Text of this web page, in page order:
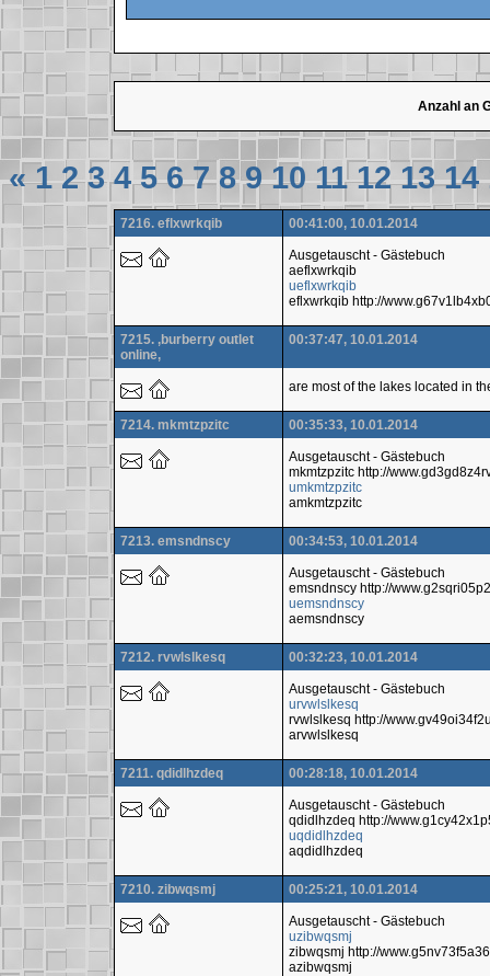
Anzahl an
« 1 2 3 4 5 6 7 8 9 10 11 12 13 14
7216. eflxwrkqib 00:41:00, 10.01.2014
Ausgetauscht - Gästebuch
aeflxwrkqib
ueflxwrkqib
eflxwrkqib http://
7215. ,burberry outlet
online,
00:37:47, 10.01.2014
are most of the lakes located in
7214. mkmtzpzitc 00:35:33, 10.01.2014
Ausgetauscht - Gästebuch
mkmtzpzitc http://
umkmtzpzitc
amkmtzpzitc
7213. emsndnscy 00:34:53, 10.01.2014
Ausgetauscht - Gästebuch
emsndnscy http://
uemsndnscy
aemsndnscy
7212. rvwlslkesq 00:32:23, 10.01.2014
Ausgetauscht - Gästebuch
urvwlslkesq
rvwlslkesq http://
arvwlslkesq
7211. qdidlhzdeq 00:28:18, 10.01.2014
Ausgetauscht - Gästebuch
qdidlhzdeq http://
uqdidlhzdeq
aqdidlhzdeq
7210. zibwqsmj 00:25:21, 10.01.2014
Ausgetauscht - Gästebuch
uzibwqsmj
zibwqsmj http://
azibwqsmj